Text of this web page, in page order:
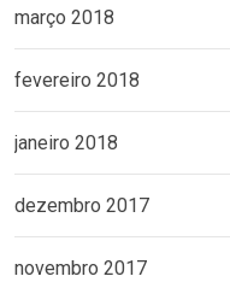
março 2018
fevereiro 2018
janeiro 2018
dezembro 2017
novembro 2017